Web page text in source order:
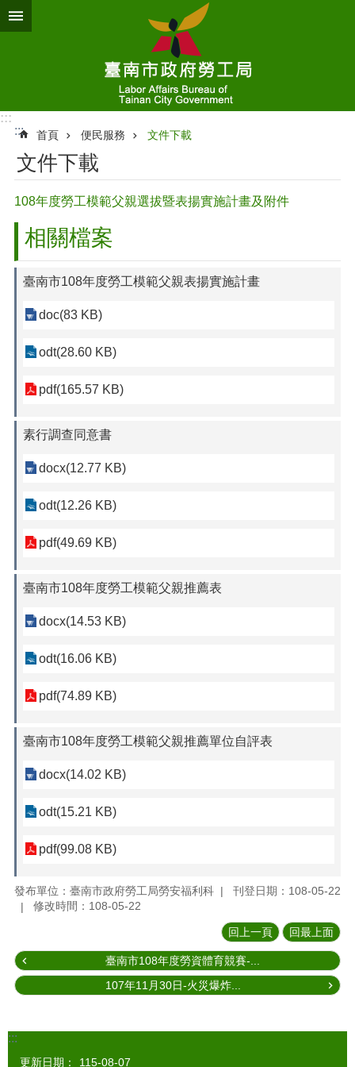
跳到主要內容區塊
:::
:::
首頁 便民服務 文件下載
文件下載
108年度勞工模範父親選拔暨表揚實施計畫及附件
相關檔案
臺南市108年度勞工模範父親表揚實施計畫
doc(83 KB)
odt(28.60 KB)
pdf(165.57 KB)
素行調查同意書
docx(12.77 KB)
odt(12.26 KB)
pdf(49.69 KB)
臺南市108年度勞工模範父親推薦表
docx(14.53 KB)
odt(16.06 KB)
pdf(74.89 KB)
臺南市108年度勞工模範父親推薦單位自評表
docx(14.02 KB)
odt(15.21 KB)
pdf(99.08 KB)
發布單位：臺南市政府勞工局勞安福利科
刊登日期：108-05-22
修改時間：108-05-22
回上一頁 回最上面
臺南市108年度勞資體育競賽-...
107年11月30日-火災爆炸...
:::
更新日期： 115-08-07